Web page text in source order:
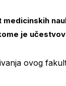
je
ovog